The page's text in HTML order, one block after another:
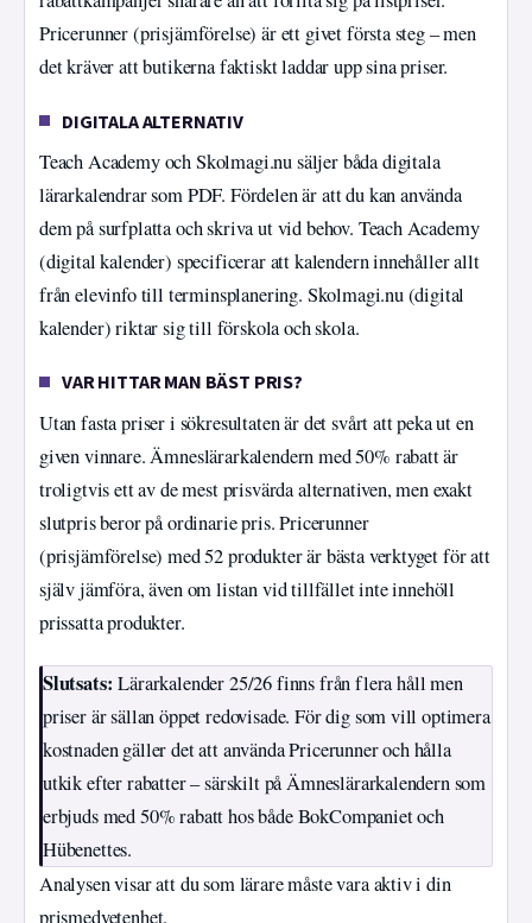
Pricerunner (prisjämförelse) är ett givet första steg – men
det kräver att butikerna faktiskt laddar upp sina priser.
DIGITALA ALTERNATIV
Teach Academy och Skolmagi.nu säljer båda digitala
lärarkalendrar som PDF. Fördelen är att du kan använda
dem på surfplatta och skriva ut vid behov. Teach Academy
(digital kalender) specificerar att kalendern innehåller allt
från elevinfo till terminsplanering. Skolmagi.nu (digital
kalender) riktar sig till förskola och skola.
VAR HITTAR MAN BÄST PRIS?
Utan fasta priser i sökresultaten är det svårt att peka ut en
given vinnare. Ämneslärarkalendern med 50% rabatt är
troligtvis ett av de mest prisvärda alternativen, men exakt
slutpris beror på ordinarie pris. Pricerunner
(prisjämförelse) med 52 produkter är bästa verktyget för att
själv jämföra, även om listan vid tillfället inte innehöll
prissatta produkter.
Slutsats: Lärarkalender 25/26 finns från flera håll men
priser är sällan öppet redovisade. För dig som vill optimera
kostnaden gäller det att använda Pricerunner och hålla
utkik efter rabatter – särskilt på Ämneslärarkalendern som
erbjuds med 50% rabatt hos både BokCompaniet och
Hübenettes.
Analysen visar att du som lärare måste vara aktiv i din
prismedvetenhet.